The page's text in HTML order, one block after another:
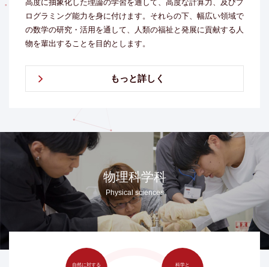
高度に抽象化した理論の学習を通して、高度な計算力、及びプ
ログラミング能力を身に付けます。それらの下、幅広い領域で
の数学の研究・活用を通して、人類の福祉と発展に貢献する人
物を輩出することを目的とします。
もっと詳しく
物理科学科
Physical sciences
自然に対する
科学と